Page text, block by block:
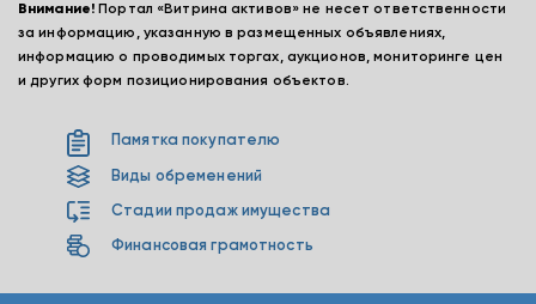
Внимание! Портал «Витрина активов» не несет ответственности
за информацию, указанную в размещенных объявлениях,
информацию о проводимых торгах, аукционов, мониторинге цен
и других форм позиционирования объектов.
Памятка покупателю
Виды обременений
Стадии продаж имущества
Финансовая грамотность